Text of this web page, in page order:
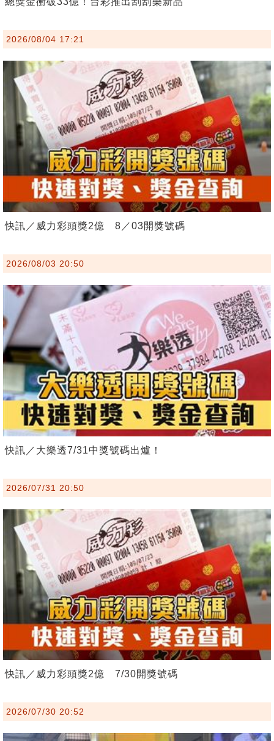
2026/08/04 17:21
快訊／威力彩頭獎2億 8／03開獎號碼
2026/08/03 20:50
快訊／大樂透7/31中獎號碼出爐！
2026/07/31 20:50
快訊／威力彩頭獎2億 7/30開獎號碼
2026/07/30 20:52